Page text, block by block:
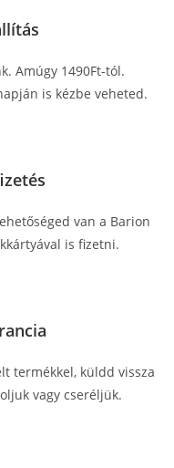
Amúgy 1490Ft-tól.
is kézbe veheted.
van a Barion
is fizetni.
termékkel, küldd vissza
vagy cseréljük.